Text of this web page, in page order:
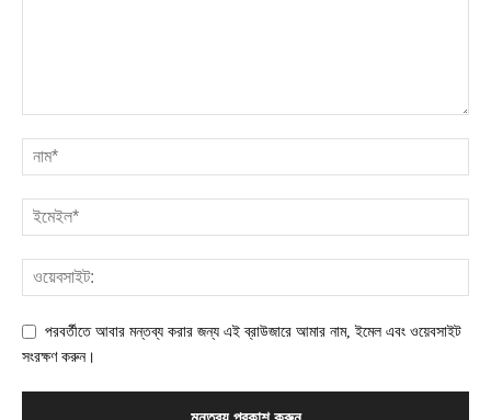
পরবর্তীতে আবার মন্তব্য করার জন্য এই ব্রাউজারে আমার নাম, ইমেল এবং ওয়েবসাইট
সংরক্ষণ করুন।